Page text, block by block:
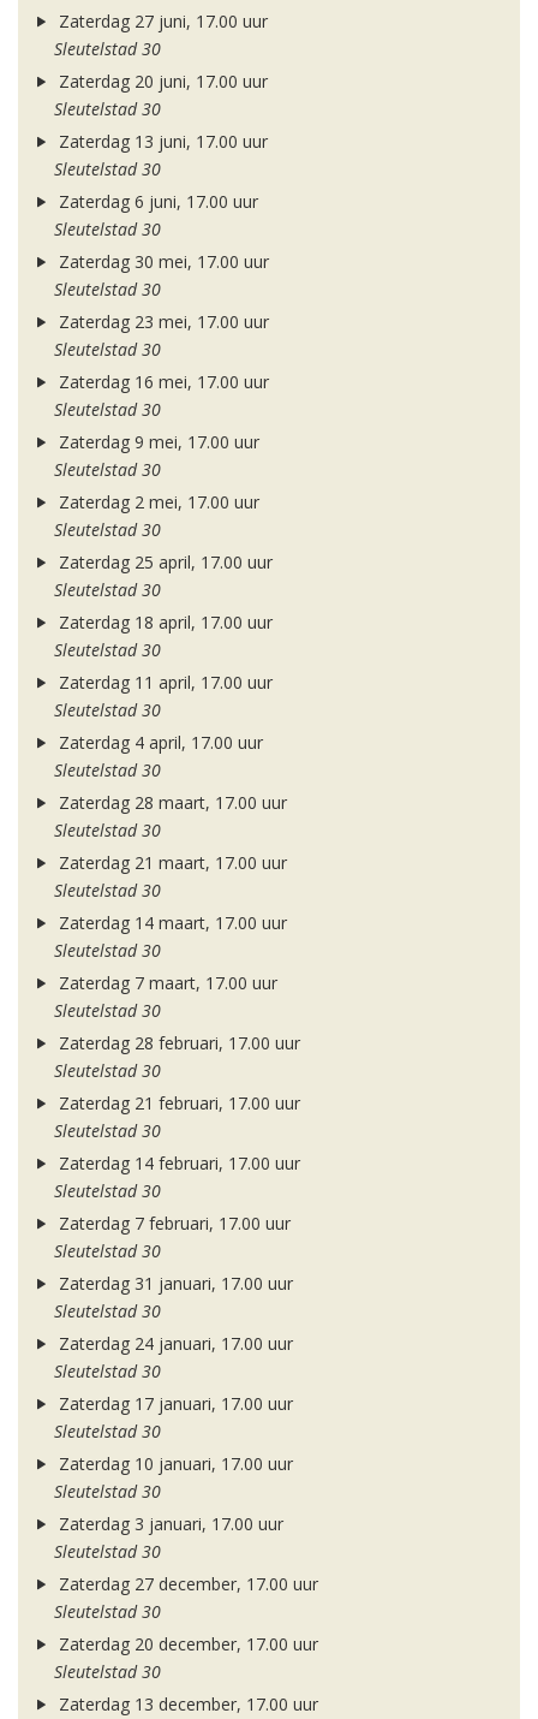
Zaterdag 27 juni, 17.00 uur
Sleutelstad 30
Zaterdag 20 juni, 17.00 uur
Sleutelstad 30
Zaterdag 13 juni, 17.00 uur
Sleutelstad 30
Zaterdag 6 juni, 17.00 uur
Sleutelstad 30
Zaterdag 30 mei, 17.00 uur
Sleutelstad 30
Zaterdag 23 mei, 17.00 uur
Sleutelstad 30
Zaterdag 16 mei, 17.00 uur
Sleutelstad 30
Zaterdag 9 mei, 17.00 uur
Sleutelstad 30
Zaterdag 2 mei, 17.00 uur
Sleutelstad 30
Zaterdag 25 april, 17.00 uur
Sleutelstad 30
Zaterdag 18 april, 17.00 uur
Sleutelstad 30
Zaterdag 11 april, 17.00 uur
Sleutelstad 30
Zaterdag 4 april, 17.00 uur
Sleutelstad 30
Zaterdag 28 maart, 17.00 uur
Sleutelstad 30
Zaterdag 21 maart, 17.00 uur
Sleutelstad 30
Zaterdag 14 maart, 17.00 uur
Sleutelstad 30
Zaterdag 7 maart, 17.00 uur
Sleutelstad 30
Zaterdag 28 februari, 17.00 uur
Sleutelstad 30
Zaterdag 21 februari, 17.00 uur
Sleutelstad 30
Zaterdag 14 februari, 17.00 uur
Sleutelstad 30
Zaterdag 7 februari, 17.00 uur
Sleutelstad 30
Zaterdag 31 januari, 17.00 uur
Sleutelstad 30
Zaterdag 24 januari, 17.00 uur
Sleutelstad 30
Zaterdag 17 januari, 17.00 uur
Sleutelstad 30
Zaterdag 10 januari, 17.00 uur
Sleutelstad 30
Zaterdag 3 januari, 17.00 uur
Sleutelstad 30
Zaterdag 27 december, 17.00 uur
Sleutelstad 30
Zaterdag 20 december, 17.00 uur
Sleutelstad 30
Zaterdag 13 december, 17.00 uur